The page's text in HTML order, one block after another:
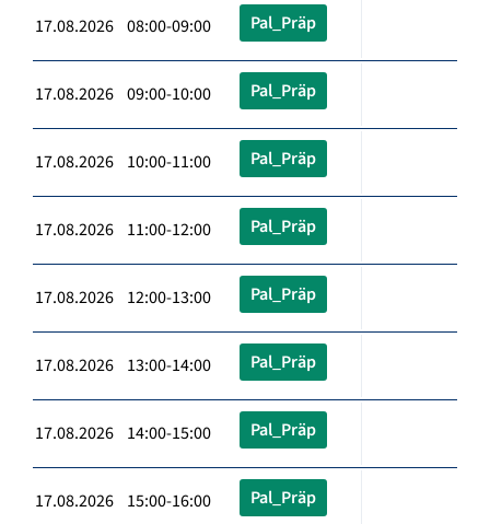
17.08.2026 08:00-09:00 Pal_Präp
17.08.2026 09:00-10:00 Pal_Präp
17.08.2026 10:00-11:00 Pal_Präp
17.08.2026 11:00-12:00 Pal_Präp
17.08.2026 12:00-13:00 Pal_Präp
17.08.2026 13:00-14:00 Pal_Präp
17.08.2026 14:00-15:00 Pal_Präp
17.08.2026 15:00-16:00 Pal_Präp